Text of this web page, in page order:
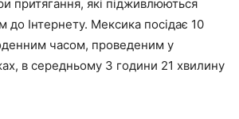
притягання, які підживлюються
Інтернету. Мексика посідає 10
часом, проведеним у
в середньому 3 години 21 хвилину